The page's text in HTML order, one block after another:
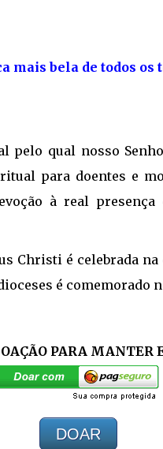
mais bela de todos os
pelo qual nosso
para doentes e
à real
Christi é celebrada
é comemorado
PARA MANTER
DOAR